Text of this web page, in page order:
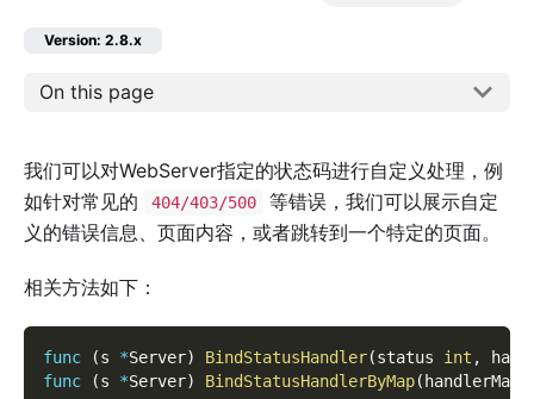
Version: 2.8.x
On this page
我们可以对WebServer指定的状态码进行自定义处理，例
如针对常见的
404/403/500
等错误，我们可以展示自定
义的错误信息、页面内容，或者跳转到一个特定的页面。
相关方法如下：
func (s *Server) BindStatusHandler(status int ,
func
(s *Server) BindStatusHandlerByMap( handlerMap